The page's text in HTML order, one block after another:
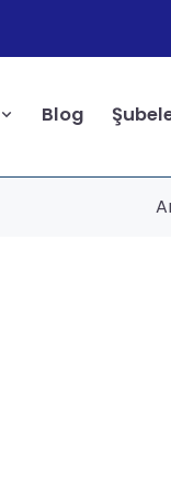
Blog